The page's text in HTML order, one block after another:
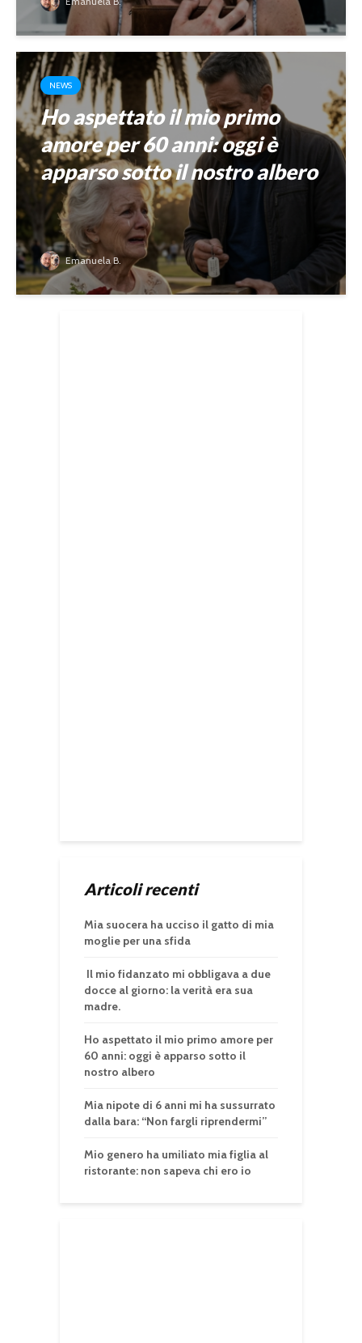
NEWS
Ho aspettato il mio primo
amore per 60 anni: oggi è
apparso sotto il nostro albero
Emanuela B.
Articoli recenti
Mia suocera ha ucciso il gatto di mia
moglie per una sfida
Il mio fidanzato mi obbligava a due
docce al giorno: la verità era sua
madre.
Ho aspettato il mio primo amore per
60 anni: oggi è apparso sotto il
nostro albero
Mia nipote di 6 anni mi ha sussurrato
dalla bara: “Non fargli riprendermi”
Mio genero ha umiliato mia figlia al
ristorante: non sapeva chi ero io